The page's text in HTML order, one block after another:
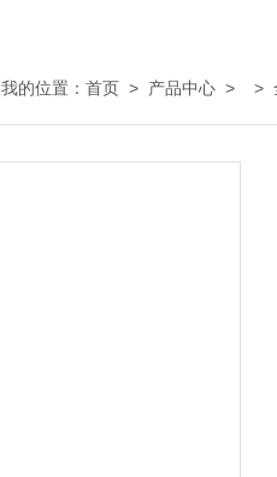
我的位置：首页 > 产品中心 > >